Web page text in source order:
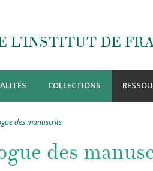
L’INSTITUT DE
COLLECTIONS
des manuscrits
des